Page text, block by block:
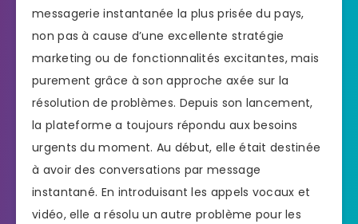
messagerie instantanée la plus prisée du pays,
non pas à cause d’une excellente stratégie
marketing ou de fonctionnalités excitantes, mais
purement grâce à son approche axée sur la
résolution de problèmes. Depuis son lancement,
la plateforme a toujours répondu aux besoins
urgents du moment. Au début, elle était destinée
à avoir des conversations par message
instantané. En introduisant les appels vocaux et
vidéo, elle a résolu un autre problème pour les